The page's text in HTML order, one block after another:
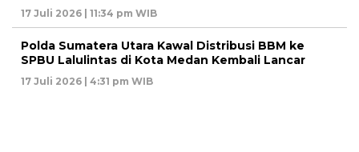
17 Juli 2026 | 11:34 pm WIB
Polda Sumatera Utara Kawal Distribusi BBM ke
SPBU Lalulintas di Kota Medan Kembali Lancar
17 Juli 2026 | 4:31 pm WIB